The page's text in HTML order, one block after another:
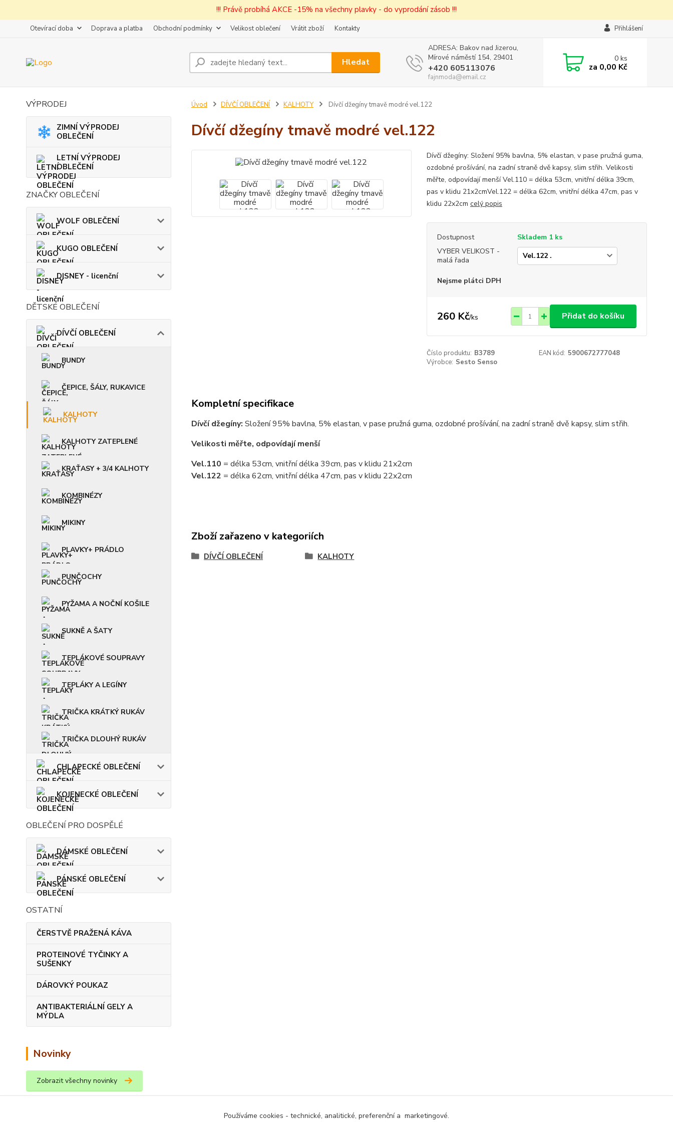
!!! Právě probíhá AKCE -15% na všechny plavky - do vyprodání zásob !!!
Otevírací doba Doprava a platba Obchodní podmínky Velikost oblečení Vrátit zboží Kontakty Přihlášení
Hledat
ADRESA: Bakov nad Jizerou,
Mírové náměstí 154, 29401
+420 605113076
fajnmoda@email.cz
0ks
za 0,00 Kč
VÝPRODEJ
ZIMNÍ VÝPRODEJ
OBLEČENÍ
LETNÍ VÝPRODEJ
OBLEČENÍ
ZNAČKY OBLEČENÍ
WOLF OBLEČENÍ
KUGO OBLEČENÍ
DISNEY - licenční
DĚTSKÉ OBLEČENÍ
DÍVČÍ OBLEČENÍ
BUNDY
ČEPICE, ŠÁLY, RUKAVICE
KALHOTY
KALHOTY ZATEPLENÉ
KRAŤASY + 3/4 KALHOTY
KOMBINÉZY
MIKINY
PLAVKY+ PRÁDLO
PUNČOCHY
PYŽAMA A NOČNÍ KOŠILE
SUKNĚ A ŠATY
TEPLÁKOVÉ SOUPRAVY
TEPLÁKY A LEGÍNY
TRIČKA KRÁTKÝ RUKÁV
TRIČKA DLOUHÝ RUKÁV
CHLAPECKÉ OBLEČENÍ
KOJENECKÉ OBLEČENÍ
OBLEČENÍ PRO DOSPĚLÉ
DÁMSKÉ OBLEČENÍ
PÁNSKÉ OBLEČENÍ
OSTATNÍ
ČERSTVĚ PRAŽENÁ KÁVA
PROTEINOVÉ TYČINKY A
SUŠENKY
DÁROVKÝ POUKAZ
ANTIBAKTERIÁLNÍ GELY A
MÝDLA
Novinky
Zobrazit všechny novinky
Úvod DÍVČÍ OBLEČENÍ KALHOTY Dívčí džegíny tmavě modré vel.122
Dívčí džegíny tmavě modré vel.122
Dívčí džegíny: Složení 95% bavlna, 5% elastan, v pase pružná guma,
ozdobné prošívání, na zadní straně dvě kapsy, slim střih. Velikosti
měřte, odpovídají menší Vel.110 = délka 53cm, vnitřní délka 39cm,
pas v klidu 21x2cmVel.122 = délka 62cm, vnitřní délka 47cm, pas v
klidu 22x2cm celý popis
Dostupnost
Skladem 1 ks
VYBER VELIKOST -
malá řada
Nejsme plátci DPH
260 Kč/ks Přidat do košíku
Číslo produktu: B3789 EAN kód: 5900672777048
Výrobce: Sesto Senso
Kompletní specifikace
Dívčí džegíny: Složení 95% bavlna, 5% elastan, v pase pružná guma, ozdobné prošívání, na zadní straně dvě kapsy, slim střih.
Velikosti měřte, odpovídají menší
Vel.110 = délka 53cm, vnitřní délka 39cm, pas v klidu 21x2cm
Vel.122 = délka 62cm, vnitřní délka 47cm, pas v klidu 22x2cm
Zboží zařazeno v kategoriích
DÍVČÍ OBLEČENÍ KALHOTY
Používáme cookies - technické, analitické, preferenční a marketingové.